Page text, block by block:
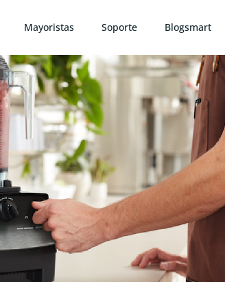
Mayoristas Soporte Blogsmart